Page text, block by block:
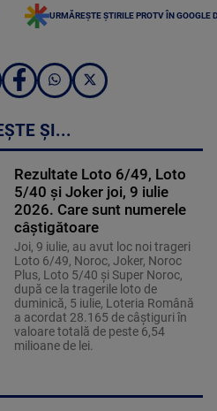
URMĂREȘTE ȘTIRILE PROTV ÎN GOOGLE
ȘI...
Rezultate Loto 6/49, Loto
5/40 și Joker joi, 9 iulie
2026. Care sunt numerele
câștigătoare
Joi, 9 iulie, au avut loc noi trageri
Loto 6/49, Noroc, Joker, Noroc
Plus, Loto 5/40 şi Super Noroc,
după ce la tragerile loto de
duminică, 5 iulie, Loteria Română
a acordat 28.165 de câştiguri în
valoare totală de peste 6,54
milioane de lei.